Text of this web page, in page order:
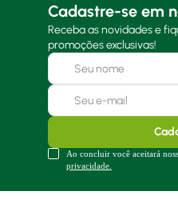
Cadastre-se em
Receba as novidades e
promoções exclusivas!
Ao concluir você aceitará
privacidade.